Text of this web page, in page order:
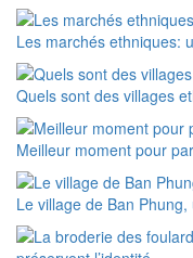
Les marchés ethniques:
Quels sont des villages
Meilleur moment pour
Le village de Ban